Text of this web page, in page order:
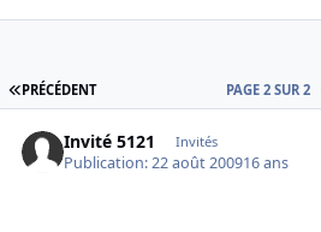
PREMIÈRE PAGE
PRÉCÉDENT PAGE 2 SUR 2
Invité 5121 Invités
Publication:22 août 200916 ans